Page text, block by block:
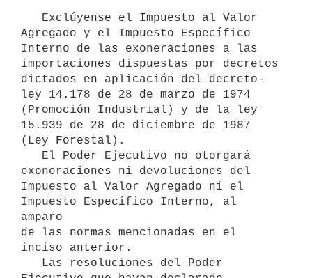
Agregado y el Impuesto Específico
Interno de las exoneraciones a las
importaciones dispuestas por decretos
dictados en aplicación del decreto-
ley 14.178 de 28 de marzo de 1974
(Promoción Industrial) y de la ley
15.939 de 28 de diciembre de 1987
(Ley Forestal).
exoneraciones ni devoluciones del
Impuesto al Valor Agregado ni el
Impuesto Específico Interno, al
amparo
de las normas mencionadas en el
inciso anterior.